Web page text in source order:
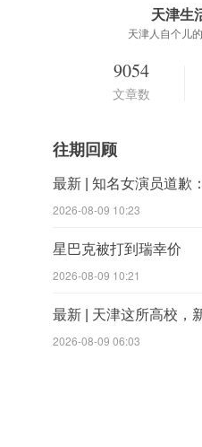
天津生
天津人自个儿
9054
文章数
往期回顾
最新 | 知名女演员道歉
2026-08-09 10:23
星巴克被打到瑞幸价
2026-08-09 10:21
最新 | 天津这所高校，
2026-08-09 06:03